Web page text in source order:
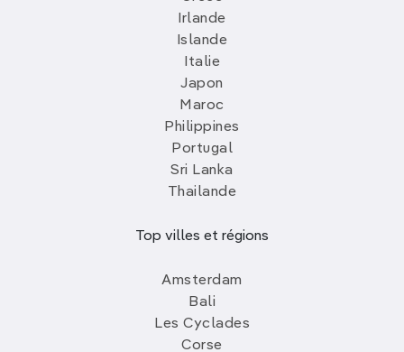
Irlande
Islande
Italie
Japon
Maroc
Philippines
Portugal
Sri Lanka
Thailande
Top villes et régions
Amsterdam
Bali
Les Cyclades
Corse